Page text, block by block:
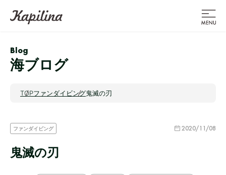
Blog
海ブログ
TOPファンダイビング鬼滅の刃
ファンダイビング 2020/11/08
鬼滅の刃